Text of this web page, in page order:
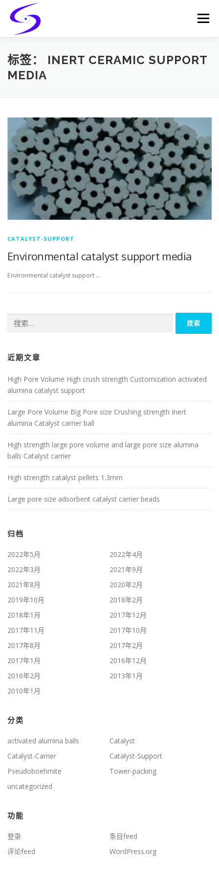
content
Menu
HOME PRODUCTS CATALYST-CARRIER
标签： INERT CERAMIC SUPPORT
MEDIA
CATALYST-SUPPORT
Environmental catalyst support media
Environmental catalyst support …
索：
近期文章
High Pore Volume High crush strength Customization activated
alumina catalyst support
Large Pore Volume Big Pore size Crushing strength Inert
alumina Catalyst carrier ball
High strength large pore volume and large pore size alumina
balls Catalyst carrier
High strength catalyst pellets 1.3mm
Large pore size adsorbent catalyst carrier beads
归档
2022年5月
2022年4月
2022年3月
2021年9月
2021年8月
2020年2月
2019年10月
2018年2月
2018年1月
2017年12月
2017年11月
2017年10月
2017年8月
2017年2月
2017年1月
2016年12月
2016年2月
2013年1月
2010年1月
分类
activated alumina balls
Catalyst
Catalyst-Carrier
Catalyst-Support
Pseudoboehmite
Tower-packing
uncategorized
功能
登录
条目feed
评论feed
WordPress.org